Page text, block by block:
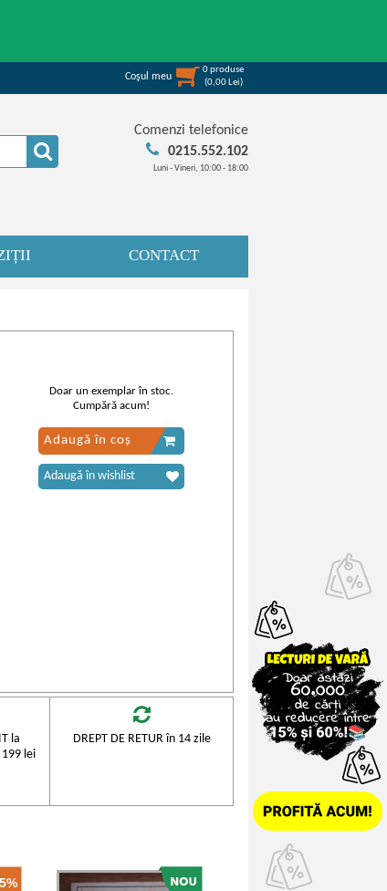
Coşul meu
0produse
(0,00 Lei)
Comenzi telefonice
0215.552.102
Luni - Vineri, 10:00 - 18:00
CONTACT
Doar un exemplar în stoc.
Cumpără acum!
Adaugă în coș
Adaugă în wishlist
la
lei
DREPT DE RETUR în 14 zile